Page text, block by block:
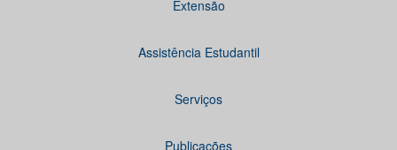
Extensão
Assistência Estudantil
Serviços
Publicações